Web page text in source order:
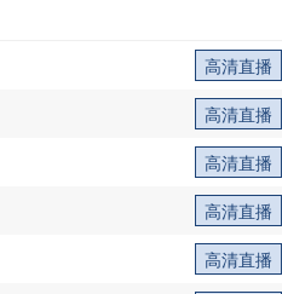
高清直播
高清直播
高清直播
高清直播
高清直播